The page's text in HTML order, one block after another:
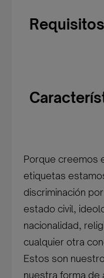
Requisitos
Porque creemos
etiquetas
discriminación
estado civil,
nacionalidad,
cualquier otra
Estos son
nuestra forma de